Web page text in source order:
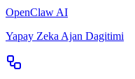
OpenClaw AI
Yapay Zeka Ajan Dagitimi